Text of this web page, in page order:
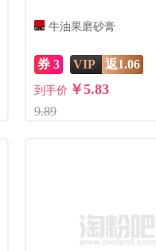
牛油果磨砂膏
券 3 VIP 返1.06
到手价 ￥5.83
9.89